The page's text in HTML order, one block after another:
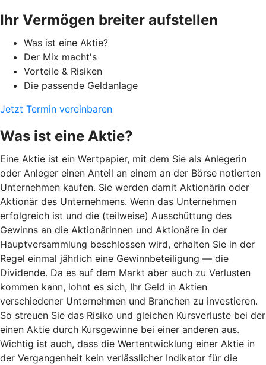
Ihr Vermögen breiter aufstellen
Was ist eine Aktie?
Der Mix macht's
Vorteile & Risiken
Die passende Geldanlage
Jetzt Termin vereinbaren
Was ist eine Aktie?
Eine Aktie ist ein Wertpapier, mit dem Sie als Anlegerin
oder Anleger einen Anteil an einem an der Börse notierten
Unternehmen kaufen. Sie werden damit Aktionärin oder
Aktionär des Unternehmens. Wenn das Unternehmen
erfolgreich ist und die (teilweise) Ausschüttung des
Gewinns an die Aktionärinnen und Aktionäre in der
Hauptversammlung beschlossen wird, erhalten Sie in der
Regel einmal jährlich eine Gewinnbeteiligung — die
Dividende. Da es auf dem Markt aber auch zu Verlusten
kommen kann, lohnt es sich, Ihr Geld in Aktien
verschiedener Unternehmen und Branchen zu investieren.
So streuen Sie das Risiko und gleichen Kursverluste bei der
einen Aktie durch Kursgewinne bei einer anderen aus.
Wichtig ist auch, dass die Wertentwicklung einer Aktie in
der Vergangenheit kein verlässlicher Indikator für die